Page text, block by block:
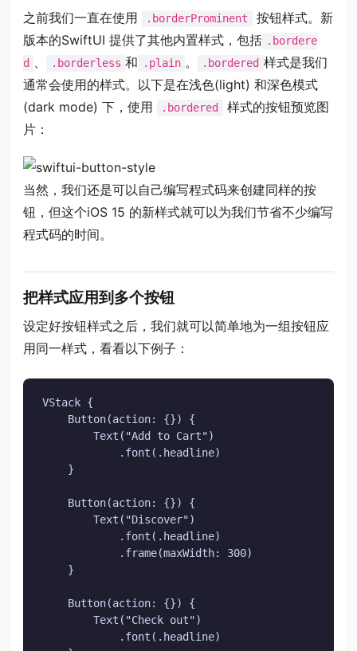
之前我们一直在使用 .borderProminent
按钮样式。新
版本的SwiftUI 提供了其他内置样式，包括 .bordere
d 、 .borderless 和 .plain 。 .bordered 样式是我们
通常会使用的样式。以下是在浅色(light) 和深色模式
(dark mode) 下，使用
.bordered
样式的按钮预览图
片：
当然，我们还是可以自己编写程式码来创建同样的按
钮，但这个iOS 15 的新样式就可以为我们节省不少编写
程式码的时间。
把样式应用到多个按钮
设定好按钮样式之后，我们就可以简单地为一组按钮应
用同一样式，看看以下例子：
VStack {
    Button(action: {}) {
        Text("Add to Cart")
            .font(.headline)
    }
    Button(action: {}) {
        Text("Discover")
            .font(.headline)
            .frame(maxWidth: 300)
    }
    Button(action: {}) {
        Text("Check out")
            .font(.headline)